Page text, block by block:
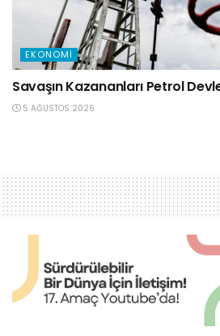
EKONOMI
Savaşın Kazananları Petrol
5 AĞUSTOS 2026